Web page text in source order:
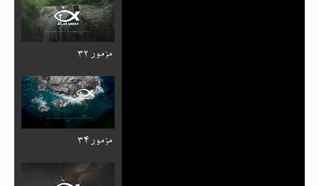
مزمور ۳۲
مزمور ۳۴